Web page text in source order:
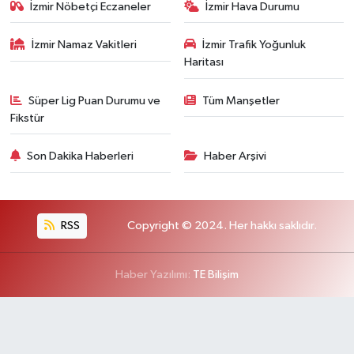
İzmir Nöbetçi Eczaneler İzmir Hava Durumu
İzmir Namaz Vakitleri
İzmir Trafik Yoğunluk
Haritası
Süper Lig Puan Durumu ve
Fikstür
Tüm Manşetler
Son Dakika Haberleri Haber Arşivi
RSS Copyright © 2024. Her hakkı saklıdır.
Haber Yazılımı: TE Bilişim